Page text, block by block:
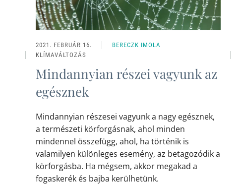
2021. FEBRUÁR 16.
BERECZK IMOLA
KLÍMAVÁLTOZÁS
Mindannyian részei vagyunk az
egésznek
Mindannyian részesei vagyunk a nagy egésznek,
a természeti körforgásnak, ahol minden
mindennel összefügg, ahol, ha történik is
valamilyen különleges esemény, az betagozódik a
körforgásba. Ha mégsem, akkor megakad a
fogaskerék és bajba kerülhetünk.